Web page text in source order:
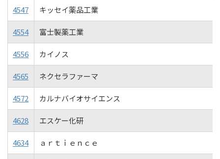
4547 キッセイ薬品工業
4554 富士製薬工業
4556 カイノス
4565 ネクセラファーマ
4572 カルナバイオサイエンス
4628 エスケー化研
4634 ａｒｔｉｅｎｃｅ